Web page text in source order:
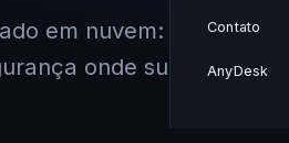
Contato
AnyDesk
em nuvem:
onde sua